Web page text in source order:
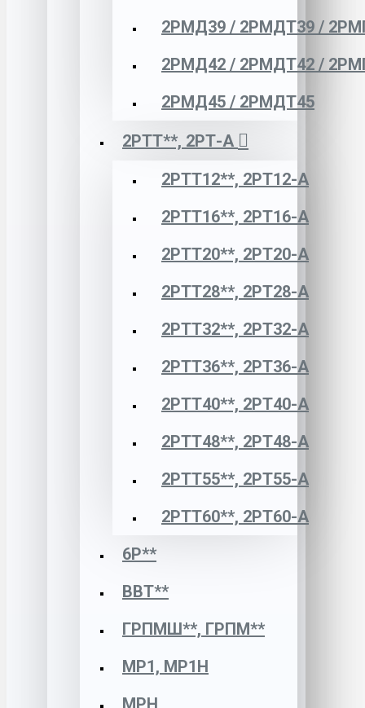
2РМД39 / 2РМДТ39 /
2РМД42 / 2РМДТ42 /
2РМД45 / 2РМДТ45
2РТТ**, 2РТ-А
2РТТ12**, 2РТ12-А
2РТТ16**, 2РТ16-А
2РТТ20**, 2РТ20-А
2РТТ28**, 2РТ28-А
2РТТ32**, 2РТ32-А
2РТТ36**, 2РТ36-А
2РТТ40**, 2РТ40-А
2РТТ48**, 2РТ48-А
2РТТ55**, 2РТ55-А
2РТТ60**, 2РТ60-А
6Р**
ВВТ**
ГРПМШ**, ГРПМ**
МР1, МР1Н
МРН